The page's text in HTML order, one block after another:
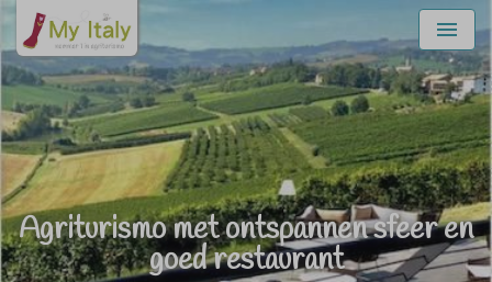
Menu
Agriturismo met ontspannen sfeer en
goed restaurant